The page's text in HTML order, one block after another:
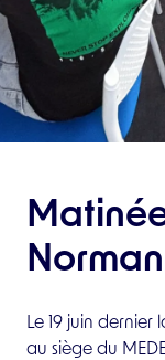
Le 19 juin dernier
au siège du